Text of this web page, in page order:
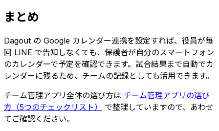
まとめ
Dagout の Google カレンダー連携を設定すれば、役員が毎
回 LINE で告知しなくても、保護者が自分のスマートフォン
のカレンダーで予定を確認できます。試合結果まで自動でカ
レンダーに残るため、チームの記録としても活用できます。
チーム管理アプリ全体の選び方は チーム管理アプリの選び
方（5つのチェックリスト）
で整理していますので、あわせ
てご確認ください。